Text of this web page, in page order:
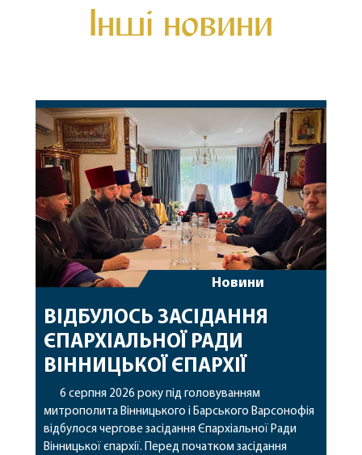
Інші новини
Новини
ВІДБУЛОСЬ ЗАСІДАННЯ
ЄПАРХІАЛЬНОЇ РАДИ
ВІННИЦЬКОЇ ЄПАРХІЇ
6 серпня 2026 року під головуванням
митрополита Вінницького і Барського Варсонофія
відбулося чергове засідання Єпархіальної Ради
Вінницької єпархії. Перед початком засідання